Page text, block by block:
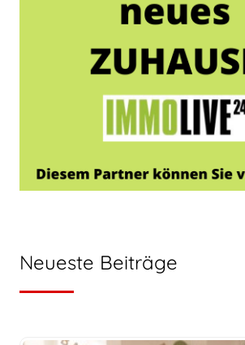
Neueste Beiträge